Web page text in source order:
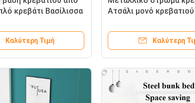
κρεβάτι Βασίλισσα
Φθηνή τιμή
Καλύτερη Τιμή
Ατσάλι μονό
εργοστασίου
Καλύτερη